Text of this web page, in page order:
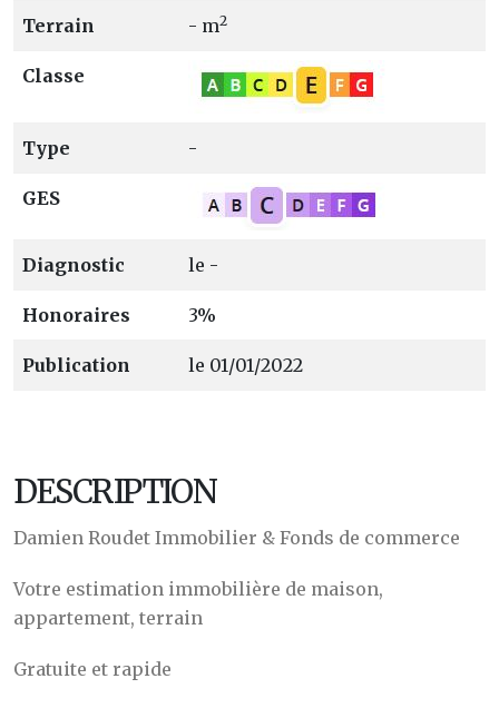
Terrain - m2
Classe
Type -
GES
Diagnostic le -
Honoraires 3%
Publication le 01/01/2022
DESCRIPTION
Damien Roudet Immobilier & Fonds de commerce
Votre estimation immobilière de maison,
appartement, terrain
Gratuite et rapide